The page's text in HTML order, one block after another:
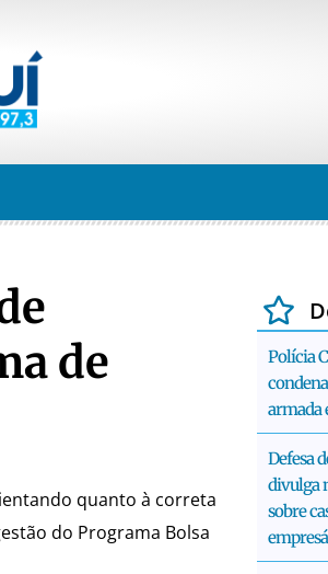
de
quanto à correta
do Programa Bolsa
Polícia
armada
Defesa
divulga
sobre